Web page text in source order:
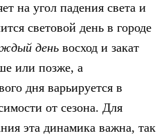
на угол падения света и
световой день в городе
день восход и закат
или позже, а
дня варьируется в
от сезона. Для
эта динамика важна, так